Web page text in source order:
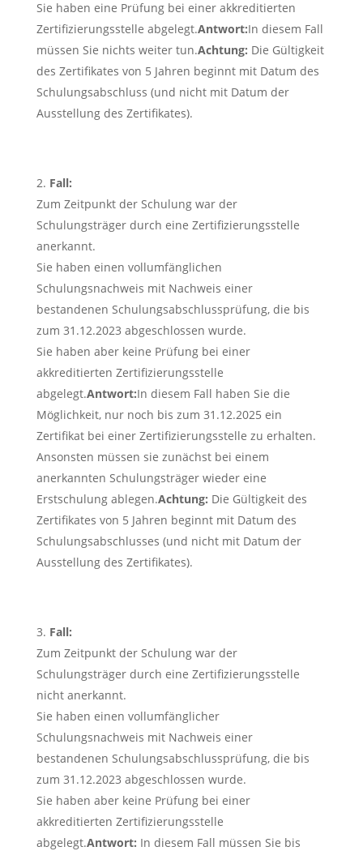
Sie haben eine Prüfung bei einer akkreditierten
Zertifizierungsstelle abgelegt.Antwort:In diesem Fall
müssen Sie nichts weiter tun.Achtung: Die Gültigkeit
des Zertifikates von 5 Jahren beginnt mit Datum des
Schulungsabschluss (und nicht mit Datum der
Ausstellung des Zertifikates).
Fall:
Zum Zeitpunkt der Schulung war der
Schulungsträger durch eine Zertifizierungsstelle
anerkannt.
Sie haben einen vollumfänglichen
Schulungsnachweis mit Nachweis einer
bestandenen Schulungsabschlussprüfung, die bis
zum 31.12.2023 abgeschlossen wurde.
Sie haben aber keine Prüfung bei einer
akkreditierten Zertifizierungsstelle
abgelegt.Antwort:In diesem Fall haben Sie die
Möglichkeit, nur noch bis zum 31.12.2025 ein
Zertifikat bei einer Zertifizierungsstelle zu erhalten.
Ansonsten müssen sie zunächst bei einem
anerkannten Schulungsträger wieder eine
Erstschulung ablegen.Achtung: Die Gültigkeit des
Zertifikates von 5 Jahren beginnt mit Datum des
Schulungsabschlusses (und nicht mit Datum der
Ausstellung des Zertifikates).
Fall:
Zum Zeitpunkt der Schulung war der
Schulungsträger durch eine Zertifizierungsstelle
nicht anerkannt.
Sie haben einen vollumfänglicher
Schulungsnachweis mit Nachweis einer
bestandenen Schulungsabschlussprüfung, die bis
zum 31.12.2023 abgeschlossen wurde.
Sie haben aber keine Prüfung bei einer
akkreditierten Zertifizierungsstelle
abgelegt.Antwort: In diesem Fall müssen Sie bis